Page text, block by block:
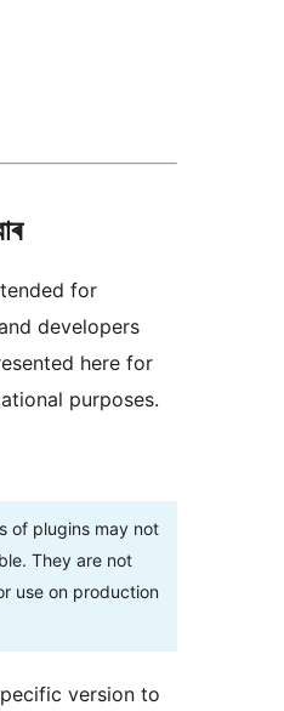
for
developers
here for
purposes.
of plugins may not
They are not
use on production
version to